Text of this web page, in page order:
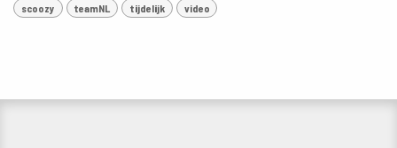
scoozy teamNL tijdelijk video